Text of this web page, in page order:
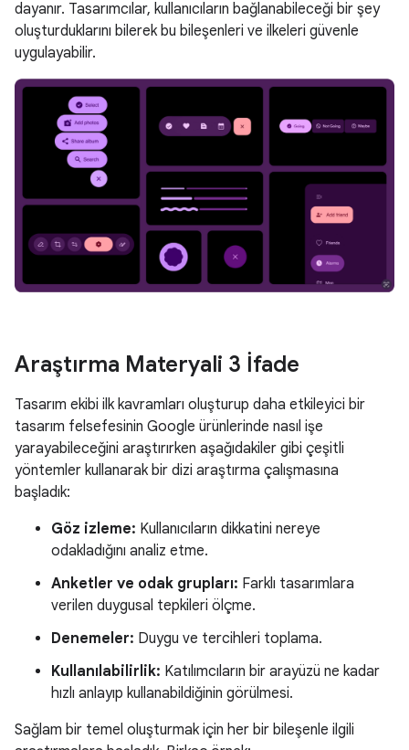
dayanır. Tasarımcılar, kullanıcıların bağlanabileceği bir şey
oluşturduklarını bilerek bu bileşenleri ve ilkeleri güvenle
uygulayabilir.
Araştırma Materyali 3 İfade
Tasarım ekibi ilk kavramları oluşturup daha etkileyici bir
tasarım felsefesinin Google ürünlerinde nasıl işe
yarayabileceğini araştırırken aşağıdakiler gibi çeşitli
yöntemler kullanarak bir dizi araştırma çalışmasına
başladık:
Göz izleme: Kullanıcıların dikkatini nereye
odakladığını analiz etme.
Anketler ve odak grupları: Farklı tasarımlara
verilen duygusal tepkileri ölçme.
Denemeler: Duygu ve tercihleri toplama.
Kullanılabilirlik: Katılımcıların bir arayüzü ne kadar
hızlı anlayıp kullanabildiğinin görülmesi.
Sağlam bir temel oluşturmak için her bir bileşenle ilgili